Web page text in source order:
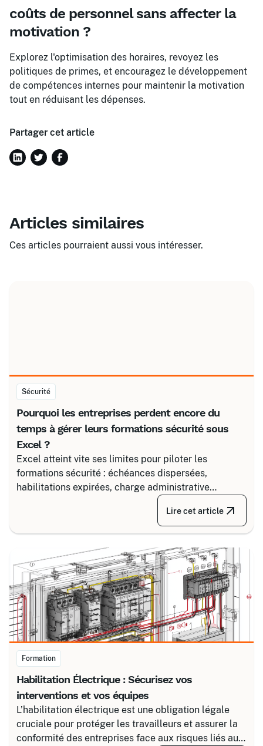
coûts de personnel sans affecter la
motivation ?
Explorez l'optimisation des horaires, revoyez les
politiques de primes, et encouragez le développement
de compétences internes pour maintenir la motivation
tout en réduisant les dépenses.
Partager cet article
Articles similaires
Ces articles pourraient aussi vous intéresser.
Sécurité
Pourquoi les entreprises perdent encore du
temps à gérer leurs formations sécurité sous
Excel ?
Excel atteint vite ses limites pour piloter les
formations sécurité : échéances dispersées,
habilitations expirées, charge administrative
croissante. Découvrez comment structurer un suivi
fiable en associant un partenaire spécialisé comme
Certalis et un logiciel de gestion de formation (TMS).
Lire cet article
Formation
Habilitation Électrique : Sécurisez vos
interventions et vos équipes
L’habilitation électrique est une obligation légale
cruciale pour protéger les travailleurs et assurer la
conformité des entreprises face aux risques liés au